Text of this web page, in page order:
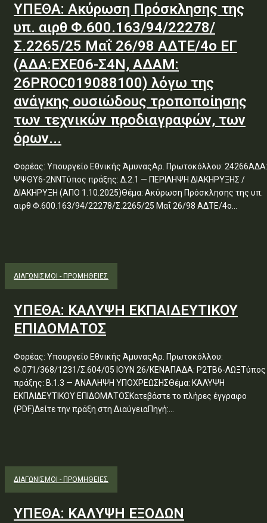
ΥΠΕΘΑ: Ακύρωση Πρόσκλησης της
υπ. αιρθ Φ.600.163/94/22278/
Σ.2265/25 Μαΐ 26/98 ΑΔΤΕ/4ο ΕΓ
(ΑΔΑ:ΕΧΕ06-Σ4Ν, ΑΔΑΜ:
26PROC019088100) λόγω της
ανάγκης ουσιώδους τροποποίησης
των τεχνικών προδιαγραφών, των
όρων...
Φορέας: Υπουργείο Εθνικής ΆμυναςΑρ. Πρωτοκόλλου: 24266ΑΔΑ:
ΨΨΘΥ6-2ΝΝΤύπος πράξης: Δ.2.1 — ΠΕΡΙΛΗΨΗ ΔΙΑΚΗΡΥΞΗΣ /
ΔΙΑΚΗΡΥΞΗ (ΑΠΟ 1.10.2025)Θέμα: Ακύρωση Πρόσκλησης της υπ.
αιρθ Φ.600.163/94/22278/Σ.2265/25 Μαΐ 26/98 ΑΔΤΕ/4ο...
ΔΙΑΓΩΝΙΣΜΟΊ - ΠΡΟΜΉΘΕΙΕΣ
ΥΠΕΘΑ: ΚΑΛΥΨΗ ΕΚΠΑΙΔΕΥΤΙΚΟΥ
ΕΠΙΔΟΜΑΤΟΣ
Φορέας: Υπουργείο Εθνικής ΆμυναςΑρ. Πρωτοκόλλου:
Φ.071/368/1231/Σ.604/05 ΙΟΥΝ 26/ΚΕΝΑΠΑΔΑ: Ρ2ΤΒ6-ΛΩΞΤύπος
πράξης: Β.1.3 — ΑΝΑΛΗΨΗ ΥΠΟΧΡΕΩΣΗΣΘέμα: ΚΑΛΥΨΗ
ΕΚΠΑΙΔΕΥΤΙΚΟΥ ΕΠΙΔΟΜΑΤΟΣΚατεβάστε το πλήρες έγγραφο
(PDF)Δείτε την πράξη στη ΔιαύγειαΠηγή:...
ΔΙΑΓΩΝΙΣΜΟΊ - ΠΡΟΜΉΘΕΙΕΣ
ΥΠΕΘΑ: ΚΑΛΥΨΗ ΕΞΟΔΩΝ